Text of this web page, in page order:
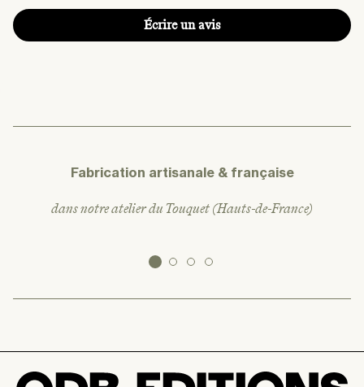
Écrire un avis
Fabrication artisanale & française
dans notre atelier du Touquet (Hauts-de-France)